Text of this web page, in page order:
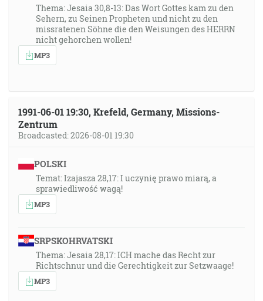
Thema: Jesaia 30,8-13: Das Wort Gottes kam zu den
Sehern, zu Seinen Propheten und nicht zu den
missratenen Söhne die den Weisungen des HERRN
nicht gehorchen wollen!
MP3
1991-06-01 19:30, Krefeld, Germany, Missions-
Zentrum
Broadcasted: 2026-08-01 19:30
POLSKI
Temat: Izajasza 28,17: I uczynię prawo miarą, a
sprawiedliwość wagą!
MP3
SRPSKOHRVATSKI
Thema: Jesaia 28,17: ICH mache das Recht zur
Richtschnur und die Gerechtigkeit zur Setzwaage!
MP3